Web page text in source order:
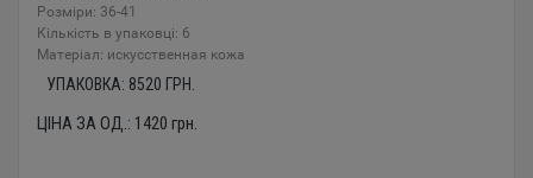
Розміри: 36-41
Кількість в упаковці: 6
Mатеріал: искусственная кожа
УПАКОВКА: 8520 ГРН.
ЦІНА ЗА ОД.: 1420 грн.